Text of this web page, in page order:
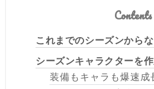
Contents
これまでのシーズンから
シーズンキャラクターを
装備もキャラも爆速成